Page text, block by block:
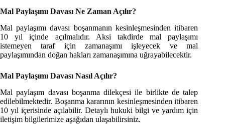
Mal Paylaşımı Davası Ne Zaman Açılır?
Mal paylaşımı davası boşanmanın kesinleşmesinden itibaren
10 yıl içinde açılmalıdır. Aksi takdirde mal paylaşımı
istemeyen taraf için zamanaşımı işleyecek ve mal
paylaşımından doğan hakları zamanaşımına uğrayabilecektir.
Mal Paylaşımı Davası Nasıl Açılır?
Mal paylaşım davası boşanma dilekçesi ile birlikte de talep
edilebilmektedir. Boşanma kararının kesinleşmesinden itibaren
10 yıl içerisinde açılabilir. Detaylı hukuki bilgi ve yardım için
iletişim bilgilerimize aşağıdan ulaşabilirsiniz.